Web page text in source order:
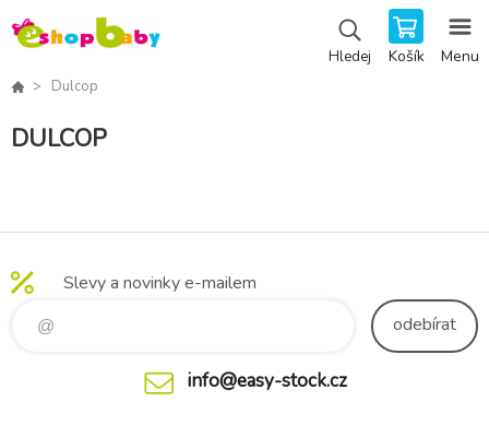
Hledej Košík Menu
Dulcop
DULCOP
Slevy a novinky e-mailem
odebírat
info@easy-stock.cz